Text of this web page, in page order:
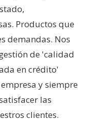
Productos que
demandas. Nos
de 'calidad
en crédito'
y siempre
las
clientes.